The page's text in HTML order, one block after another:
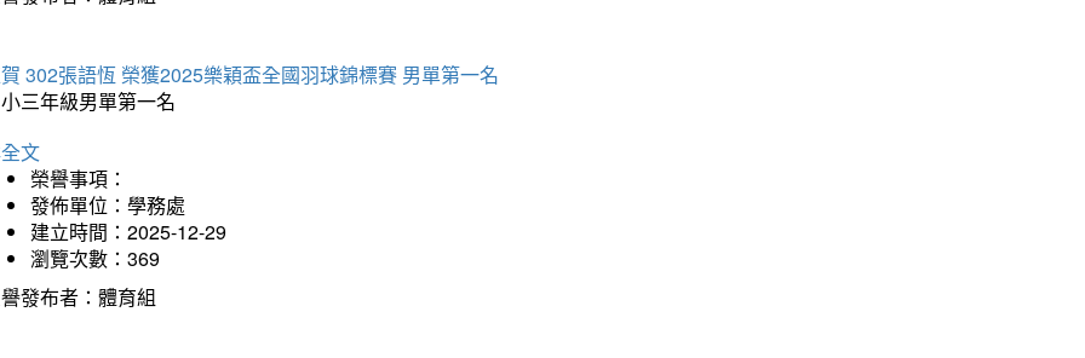
302張語恆 榮獲2025樂穎盃全國羽球錦標賽 男單第一名
三年級男單第一名
文
榮譽事項：
發佈單位：學務處
建立時間：2025-12-29
瀏覽次數：369
發布者：體育組